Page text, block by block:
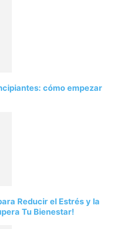
cómo empezar
Reducir el Estrés y la
Tu Bienestar!